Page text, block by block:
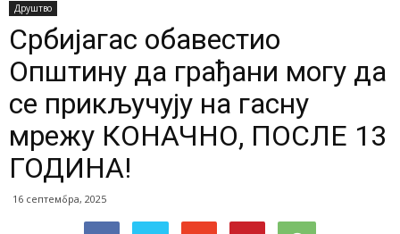
Друштво
Србијагас обавестио
Општину да грађани могу да
се прикључују на гасну
мрежу КОНАЧНО, ПОСЛЕ 13
ГОДИНА!
16 септембра, 2025